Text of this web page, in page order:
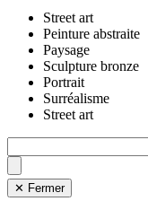
Street art
Peinture abstraite
Paysage
Sculpture bronze
Portrait
Surréalisme
Street art
✕ Fermer